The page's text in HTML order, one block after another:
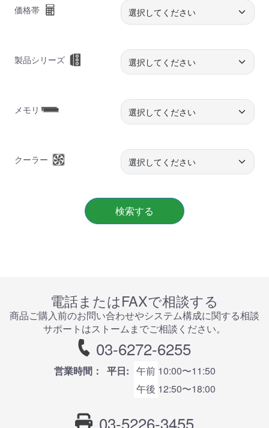
価格帯
製品シリーズ
メモリ
クーラー
検索する
電話またはFAXで相談する
商品ご購⼊前のお問い合わせやシステム構成に関する相談
サポートはストームまでご相談ください。
03-6272-6255
営業時間： 平日: 午前 10:00〜11:50
午後 12:50〜18:00
03-5226-3455